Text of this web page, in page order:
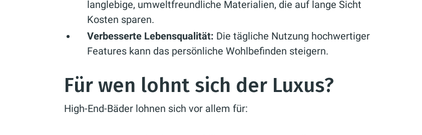
langlebige, umweltfreundliche Materialien, die auf lange Sicht
Kosten sparen.
Verbesserte Lebensqualität: Die tägliche Nutzung hochwertiger
Features kann das persönliche Wohlbefinden steigern.
Für wen lohnt sich der Luxus?
High-End-Bäder lohnen sich vor allem für: